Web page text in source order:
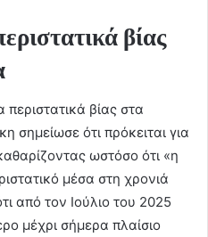
βίας
βίας στα
σημείωσε ότι πρόκειται για
ωστόσο ότι «η
μέσα στη χρονιά
από τον Ιούλιο του 2025
μέχρι σήμερα πλαίσιο